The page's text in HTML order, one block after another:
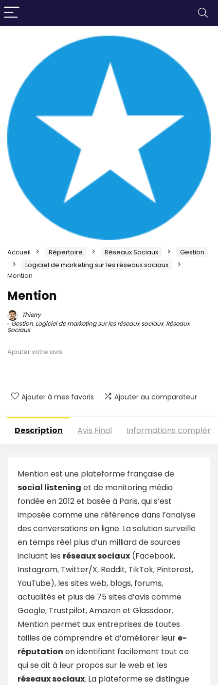
Accueil Répertoire Réseaux Sociaux
Gestion
Logiciel de marketing sur les réseaux sociaux
Mention
Mention
Thierry
Gestion, Logiciel de marketing sur les réseaux sociaux, Réseaux
Sociaux
Ajouter votre avis
Ajouter à mes favoris Ajouter au comparateur
Description Avis Final Informations
Mention est une plateforme française de
social listening et de monitoring média
fondée en 2012 et basée à Paris, qui s’est
imposée comme une référence dans l’analyse
des conversations en ligne. La solution surveille
en temps réel plus d’un milliard de sources
incluant les réseaux sociaux (Facebook,
Instagram, Twitter/X, Reddit, TikTok, Pinterest,
YouTube), les sites web, blogs, forums,
actualités et plus de 75 sites d’avis comme
Google, Trustpilot, Amazon et Glassdoor.
Mention permet aux entreprises de toutes
tailles de comprendre et d’améliorer leur e-
réputation en identifiant facilement tout ce
qui se dit à leur propos sur le web et les
réseaux sociaux. La plateforme se distingue